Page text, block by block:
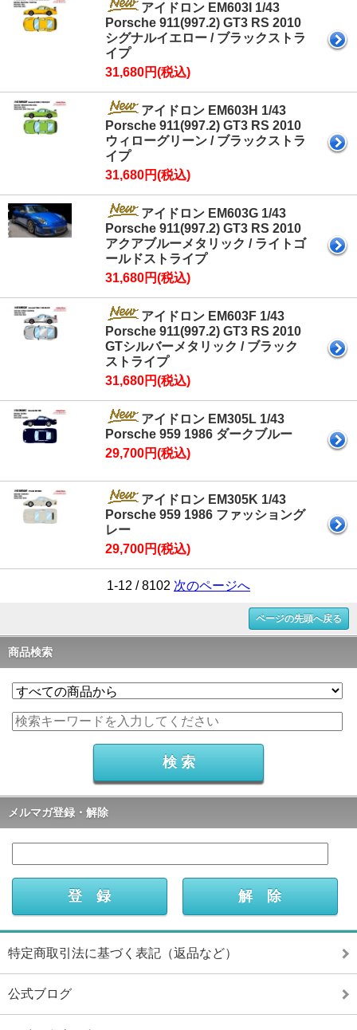
アイドロン EM603I 1/43
Porsche 911(997.2) GT3 RS 2010
シグナルイエロー / ブラックストラ
イプ
31,680円(税込)
アイドロン EM603H 1/43
Porsche 911(997.2) GT3 RS 2010
ウィローグリーン / ブラックストラ
イプ
31,680円(税込)
アイドロン EM603G 1/43
Porsche 911(997.2) GT3 RS 2010
アクアブルーメタリック / ライトゴ
ールドストライプ
31,680円(税込)
アイドロン EM603F 1/43
Porsche 911(997.2) GT3 RS 2010
GTシルバーメタリック / ブラック
ストライプ
31,680円(税込)
アイドロン EM305L 1/43
Porsche 959 1986 ダークブルー
29,700円(税込)
アイドロン EM305K 1/43
Porsche 959 1986 ファッショング
レー
29,700円(税込)
1-12 / 8102 次のページへ
ページの先頭へ戻る
商品検索
メルマガ登録・解除
特定商取引法に基づく表記（返品など）
公式ブログ